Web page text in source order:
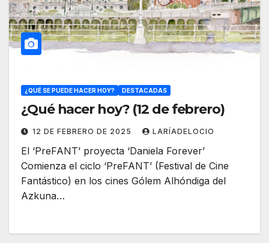
¿QUÉ SE PUEDE HACER HOY? DESTACADAS
¿Qué hacer hoy? (12 de febrero)
12 DE FEBRERO DE 2025 LARÍADELOCIO
El ‘PreFANT’ proyecta ‘Daniela Forever’
Comienza el ciclo ‘PreFANT’ (Festival de Cine
Fantástico) en los cines Gólem Alhóndiga del
Azkuna…